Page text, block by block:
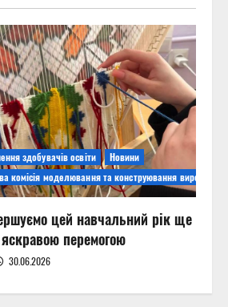
здобувачів освіти
Новини
комісія моделювання та конструювання виробів
цей навчальний рік ще
перемогою
30.06.2026